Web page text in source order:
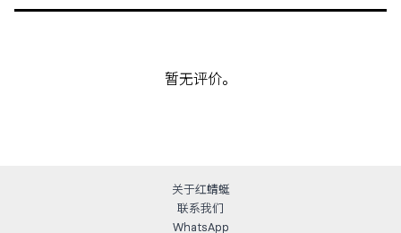
暂无评价。
关于红蜻蜓
联系我们
WhatsApp